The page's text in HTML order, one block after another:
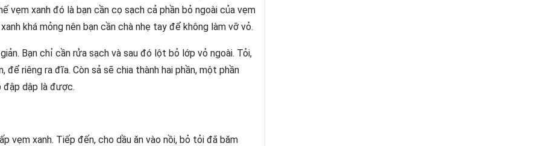
vẹm xanh đó là bạn cần cọ sạch cả phần bỏ ngoài của vẹm
khá mỏng nên bạn cần chà nhẹ tay để không làm vỡ vỏ.
Bạn chỉ cần rửa sạch và sau đó lột bỏ lớp vỏ ngoài. Tỏi,
để riêng ra đĩa. Còn sả sẽ chia thành hai phần, một phần
đập dập là được.
vẹm xanh. Tiếp đến, cho dầu ăn vào nồi, bỏ tỏi đã băm